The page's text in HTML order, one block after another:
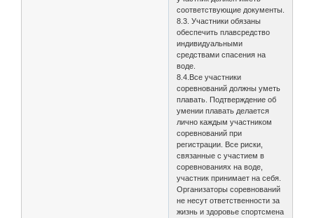
соответствующие документы.
8.3. Участники обязаны
обеспечить плавсредство
индивидуальными
средствами спасения на
воде.
8.4.Все участники
соревнований должны уметь
плавать. Подтверждение об
умении плавать делается
лично каждым участником
соревнований при
регистрации. Все риски,
связанные с участием в
соревнованиях на воде,
участник принимает на себя.
Организаторы соревнований
не несут ответственности за
жизнь и здоровье спортсмена